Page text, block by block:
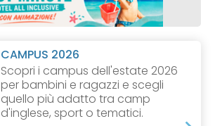
CAMPUS 2026
Scopri i campus dell'estate 2026
per bambini e ragazzi e scegli
quello più adatto tra camp
d'inglese, sport o tematici.